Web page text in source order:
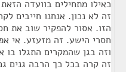
כאילו מתחילים בוועדה
זה לא נכון. אנחנו חייבים
הזו. אסור להפקיר שוב את
חסרי הישע. זה מזעזע. אי
וזה בגן שהמקרים התגלו בו
זה קרה בכל כך הרבה גנים